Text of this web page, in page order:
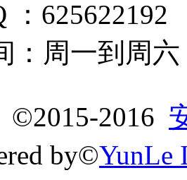
：
：周一到周六
2016
by©YunLe